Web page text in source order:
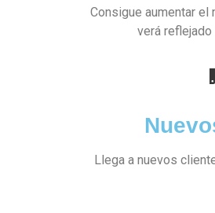
Consigue aumentar el
verá
Llega a nuevos